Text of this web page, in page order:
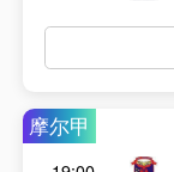
摩尔甲